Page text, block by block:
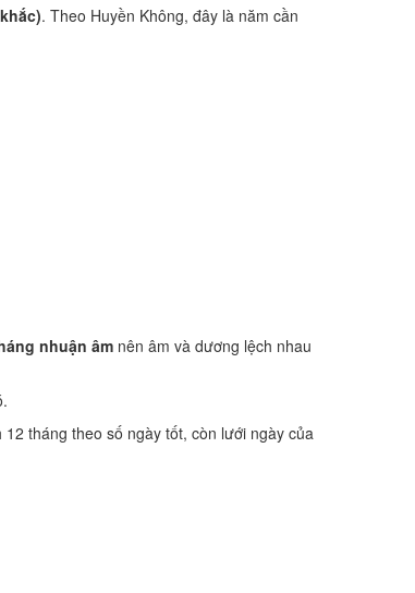
. Theo Huyền Không, đây là năm cần
nhuận âm nên âm và dương lệch nhau
tháng theo số ngày tốt, còn lưới ngày của